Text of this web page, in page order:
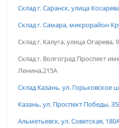
Склад г. Саранск, улица
Склад г. Самара, микрорайон
Склад г. Калуга, улица Огарева,
Склад г. Волгоград Проспект
Ленина,215А
Склад Казань, ул. Горьковское
Казань, ул. Проспект Победы,
Альметьевск, ул. Советская,